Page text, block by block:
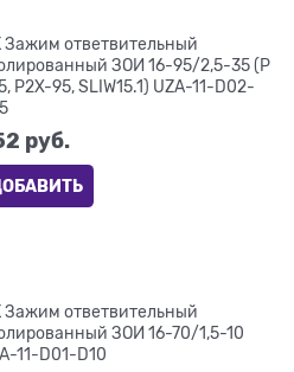
Зажим ответвительный
ЗОИ 16-95/2,5-35 (P
P2X-95, SLIW15.1) UZA-11-D02-
руб.
Зажим ответвительный
ЗОИ 16-70/1,5-10
11-D01-D10